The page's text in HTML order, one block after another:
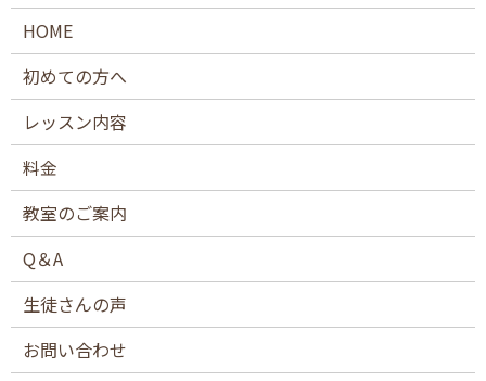
HOME
初めての方へ
レッスン内容
料金
教室のご案内
Q＆A
生徒さんの声
お問い合わせ